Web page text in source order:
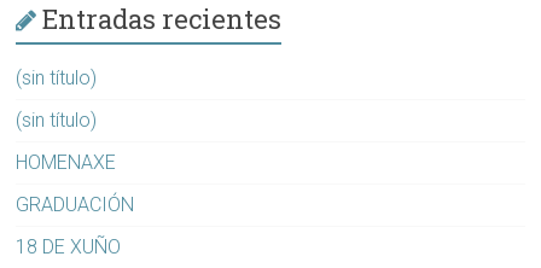
Entradas recientes
(sin título)
(sin título)
HOMENAXE
GRADUACIÓN
18 DE XUÑO